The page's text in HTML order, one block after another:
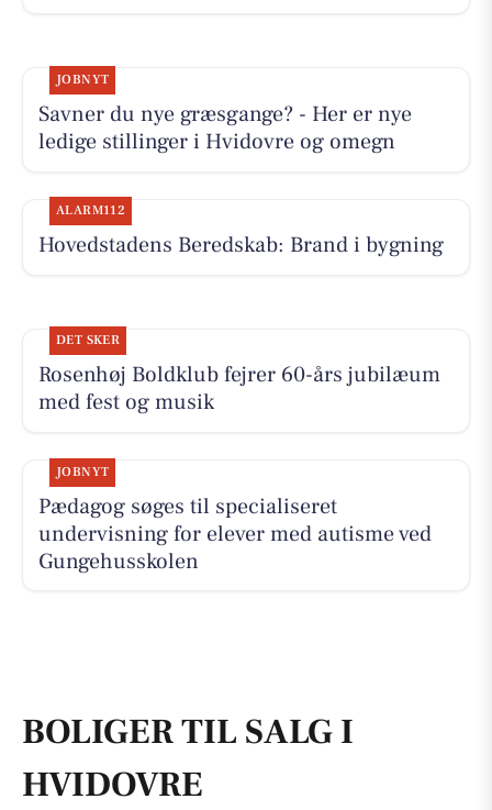
JOBNYT
Savner du nye græsgange? - Her er nye
ledige stillinger i Hvidovre og omegn
ALARM112
Hovedstadens Beredskab: Brand i bygning
DET SKER
Rosenhøj Boldklub fejrer 60-års jubilæum
med fest og musik
JOBNYT
Pædagog søges til specialiseret
undervisning for elever med autisme ved
Gungehusskolen
BOLIGER TIL SALG I
HVIDOVRE